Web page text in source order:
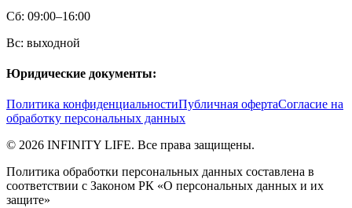
Сб: 09:00–16:00
Вс: выходной
Юридические документы:
Политика конфиденциальностиПубличная офертаСогласие на
обработку персональных данных
© 2026 INFINITY LIFE. Все права защищены.
Политика обработки персональных данных составлена в
соответствии с Законом РК «О персональных данных и их
защите»